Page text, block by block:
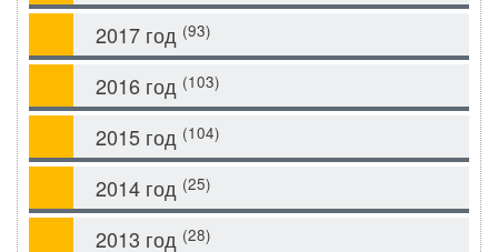
2017 год (93)
2016 год (103)
2015 год (104)
2014 год (25)
2013 год (28)